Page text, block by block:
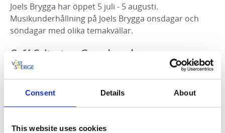
Consent Details About
This website uses cookies
Joels Brygga har öppet 5 juli - 5 augusti.
Musikunderhållning på Joels Brygga onsdagar och
söndagar med olika temakvällar.
Café Syltrutan, Grundsund
Nya ägarna Benny och Marie Larsson kommer att
hemsidan med pizza, hembakat osv. Öppnar för
säsongen tor 31 maj och öppet tom söndag 2